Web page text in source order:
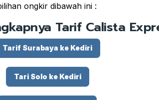
ongkir dibawah ini :
Tarif Calista
Tarif Surabaya ke Kediri
Tari Solo ke Kediri